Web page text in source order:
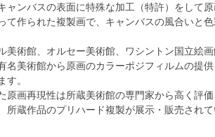
ャンバスの表面に特殊な加工（特許）をして
て作られた複製画で、キャンバスの風合いと
美術館、オルセー美術館、ワシントン国立絵
名美術館から原画のカラーポジフィルムの提
す。
原画再現性は所蔵美術館の専門家から高く評
所蔵作品のプリハード複製が展示・販売され